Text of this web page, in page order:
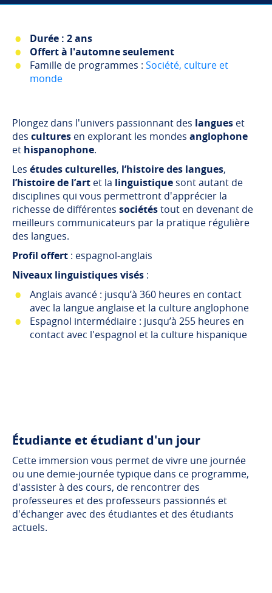
Durée : 2 ans
Offert à l'automne seulement
Famille de programmes : Société, culture et
monde
Plongez dans l'univers passionnant des langues et
des cultures en explorant les mondes anglophone
et hispanophone.
Les études culturelles, l’histoire des langues,
l’histoire de l’art et la linguistiquesont autant de
disciplines qui vous permettront d'apprécier la
richesse de différentes sociétéstout en devenant de
meilleurs communicateurs par la pratique régulière
des langues.
Profil offert : espagnol-anglais
Niveaux linguistiques visés :
Anglais avancé : jusqu’à 360 heures en contact
avec la langue anglaise et la culture anglophone
Espagnol intermédiaire : jusqu’à 255 heures en
contact avec l'espagnol et la culture hispanique
Étudiante et étudiant d'un jour
Cette immersion vous permet de vivre une journée
ou une demie-journée typique dans ce programme,
d'assister à des cours, de rencontrer des
professeures et des professeurs passionnés et
d'échanger avec des étudiantes et des étudiants
actuels.